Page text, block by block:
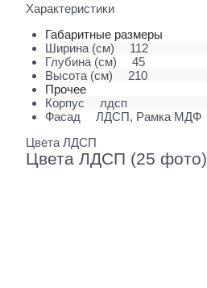
Характеристики
Габаритные размеры
Ширина (см)
112
Глубина (см)
45
Высота (см)
210
Прочее
Корпус
лдсп
Фасад
ЛДСП, Рамка МДФ
Цвета ЛДСП
Цвета ЛДСП (25 фото)